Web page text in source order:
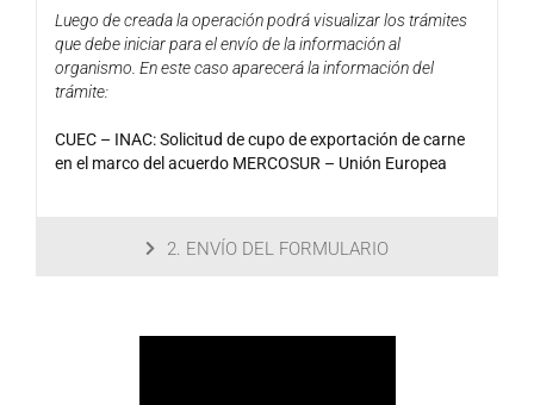
Luego de creada la operación podrá visualizar los trámites
que debe iniciar para el envío de la información al
organismo. En este caso aparecerá la información del
trámite:
CUEC – INAC: Solicitud de cupo de exportación de carne
en el marco del acuerdo MERCOSUR – Unión Europea
2. ENVÍO DEL FORMULARIO